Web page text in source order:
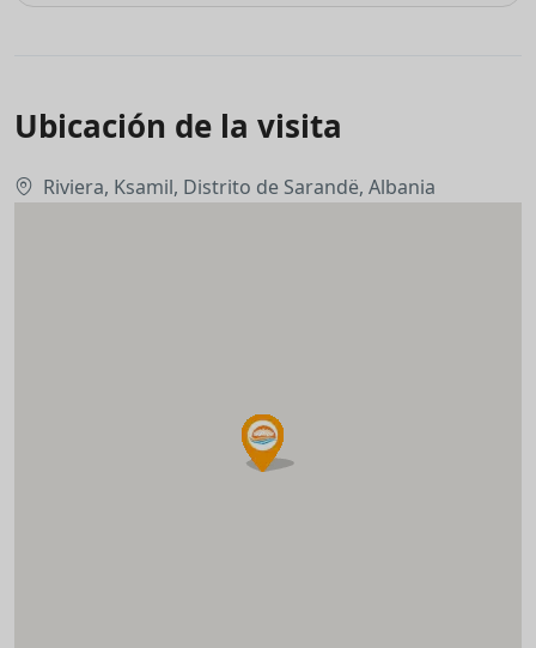
Ubicación de la visita
Riviera, Ksamil, Distrito de Sarandë, Albania